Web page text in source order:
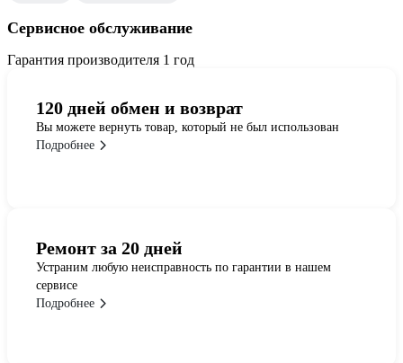
Сервисное обслуживание
Гарантия производителя 1 год
120 дней обмен и возврат
Вы можете вернуть товар, который не был использован
Подробнее
Ремонт за 20 дней
Устраним любую неисправность по гарантии в нашем
сервисе
Подробнее